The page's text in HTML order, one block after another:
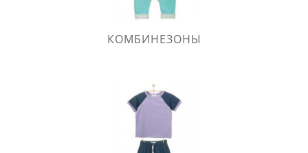
КОМБИНЕЗОНЫ